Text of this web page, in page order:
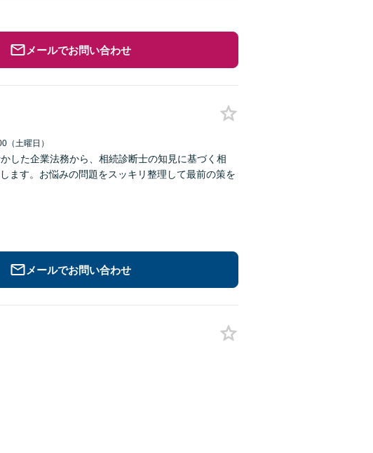
メールでお問い合わせ
（土曜日）
した企業法務から、相続診断士の知見に基づく相
ます。お悩みの問題をスッキリ整理して最前の策を
メールでお問い合わせ